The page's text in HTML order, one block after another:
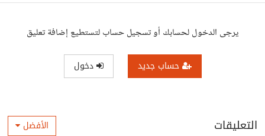
يرجى الدخول لحسابك أو تسجيل حساب لتستطيع إضافة تعليق
حساب جديد دخول
التعليقات الأفضل